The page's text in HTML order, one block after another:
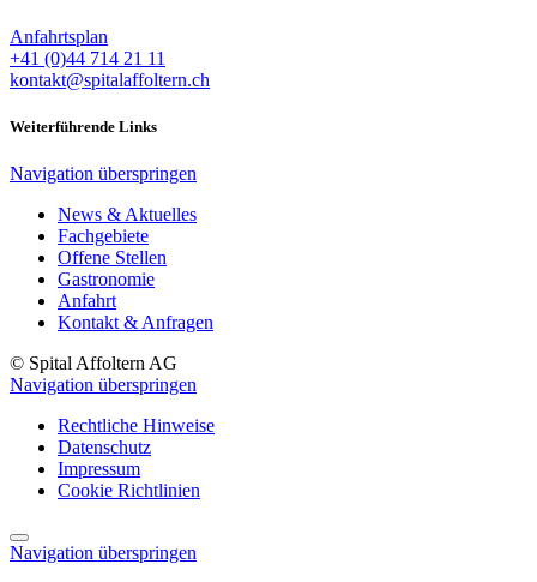
Anfahrtsplan
+41 (0)44 714 21 11
kontakt@spitalaffoltern.ch
Weiterführende Links
Navigation überspringen
News & Aktuelles
Fachgebiete
Offene Stellen
Gastronomie
Anfahrt
Kontakt & Anfragen
© Spital Affoltern AG
Navigation überspringen
Rechtliche Hinweise
Datenschutz
Impressum
Cookie Richtlinien
Navigation überspringen